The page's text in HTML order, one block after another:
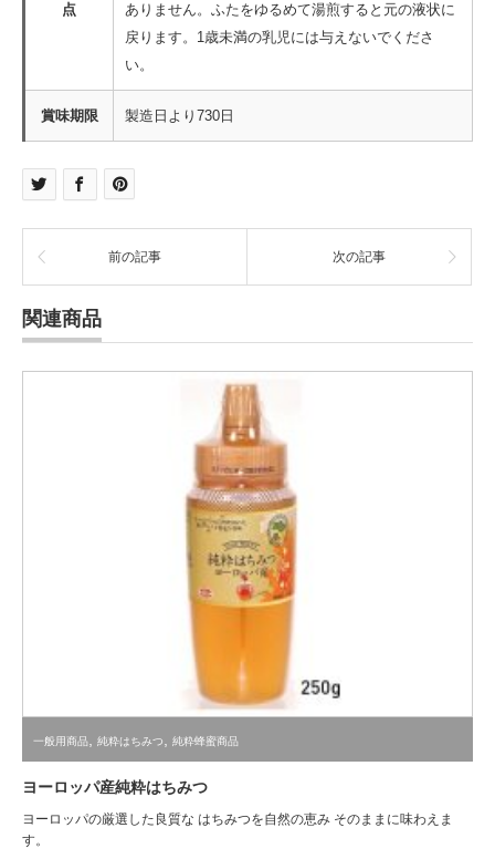
点
ありません。ふたをゆるめて湯煎すると元の液状に
戻ります。1歳未満の乳児には与えないでくださ
い。
賞味期限 製造日より730日
前の記事 次の記事
関連商品
一般用商品, 純粋はちみつ, 純粋蜂蜜商品
ヨーロッパ産純粋はちみつ
ヨーロッパの厳選した良質な はちみつを自然の恵み そのままに味わえま
す。